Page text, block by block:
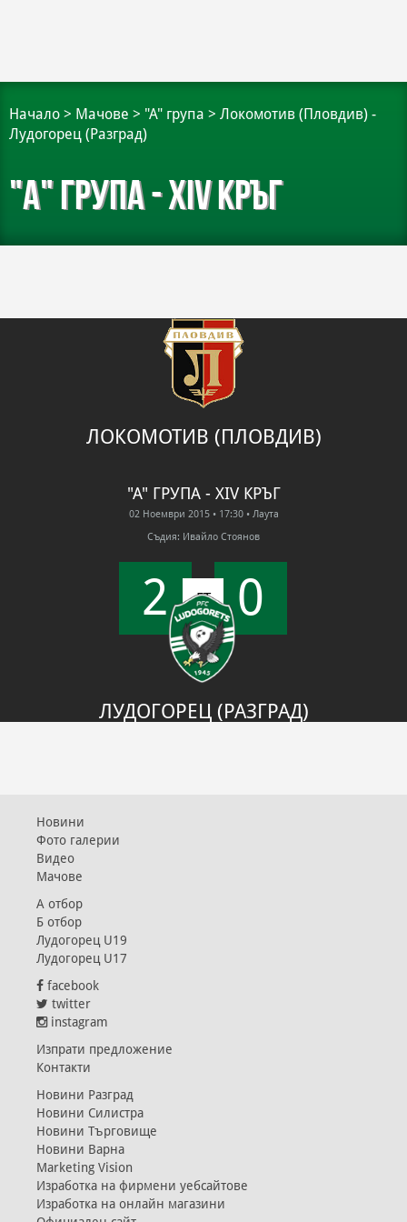
Начало > Мачове > "А" група > Локомотив (Пловдив) -
Лудогорец (Разград)
"А" група - XIV кръг
ЛОКОМОТИВ (ПЛОВДИВ)
"А" ГРУПА - XIV КРЪГ
02 Ноември 2015 • 17:30 • Лаута
Съдия: Ивайло Стоянов
2 FT 0
ЛУДОГОРЕЦ (РАЗГРАД)
Новини
Фото галерии
Видео
Мачове
А отбор
Б отбор
Лудогорец U19
Лудогорец U17
facebook
twitter
instagram
Изпрати предложение
Контакти
Новини Разград
Новини Силистра
Новини Търговище
Новини Варна
Marketing Vision
Изработка на фирмени уебсайтове
Изработка на онлайн магазини